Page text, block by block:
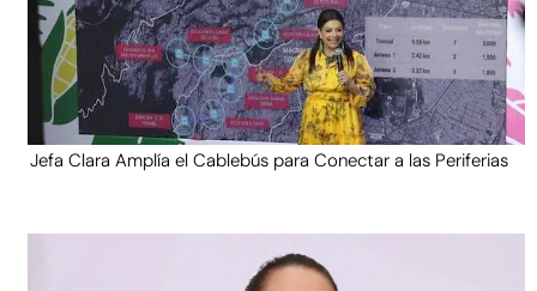
Jefa Clara Amplía el Cablebús para Conectar a las Periferias